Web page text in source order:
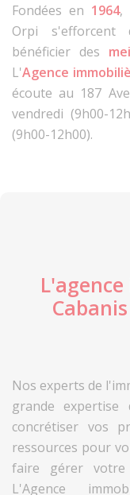
Fondées en 1964,
Orpi
bénéficier des
L'Agence
écoute au 187
vendredi (9h00-
(9h00-12h00).
Nos experts de
grande
concrétiser vos
ressources pour
faire gérer
L'Agence